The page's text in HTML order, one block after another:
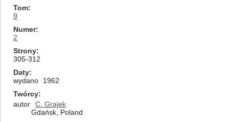
Tom
9
Numer
2
Strony
305-312
Daty
wydano
1962
Twórcy
autor
C. Grajek
Gdańsk, Poland